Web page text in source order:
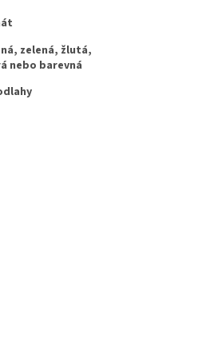
zelená, žlutá,
nebo barevná